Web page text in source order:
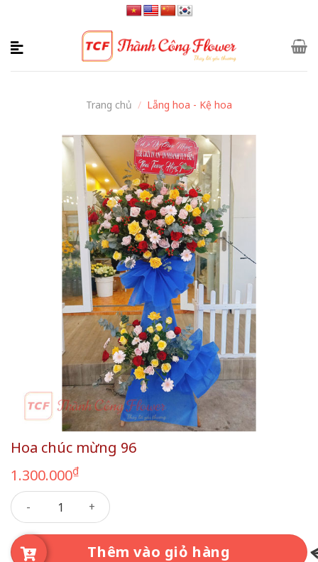
content
Trang chủ / Lẵng hoa - Kệ hoa
Hoa chúc mừng 96
1.300.000₫
Hoa chúc mừng 96 số lượng
Thêm vào giỏ hàng